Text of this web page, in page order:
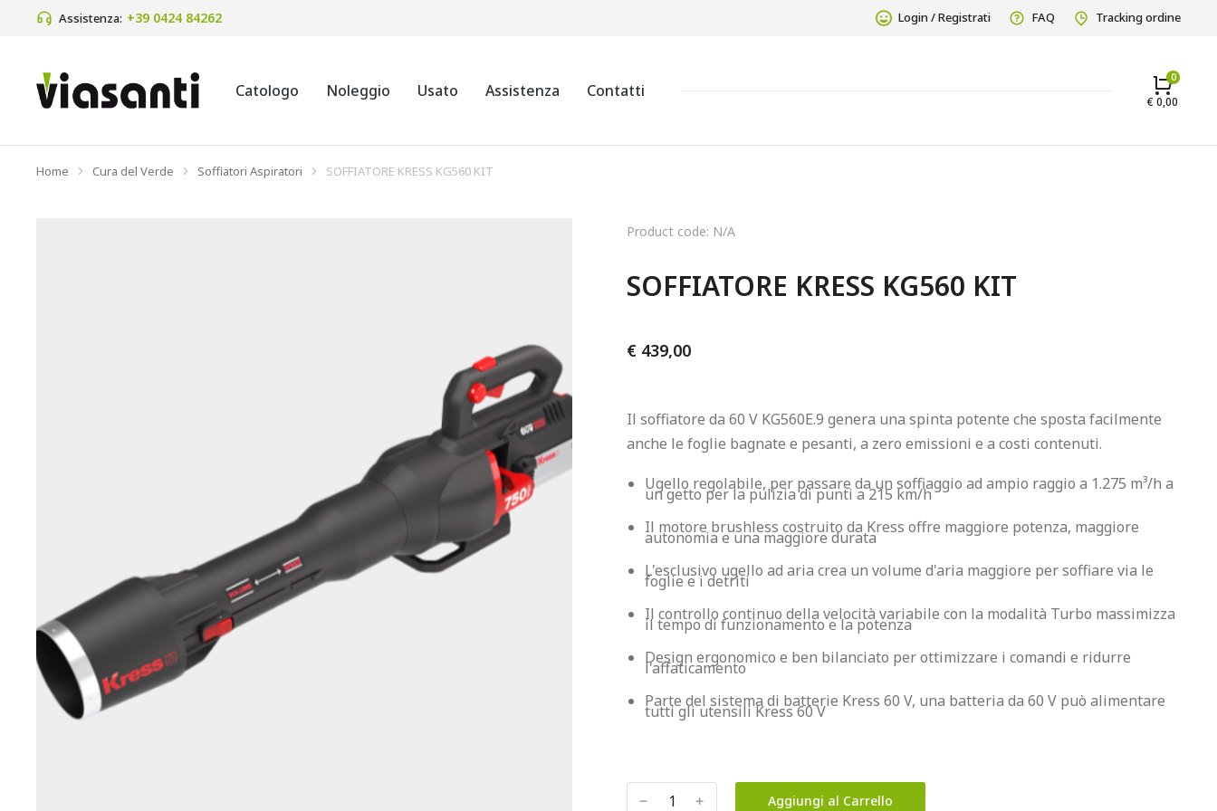
Assistenza: +39 0424 84262 Login / Registrati FAQ Tracking ordine
Catologo Noleggio Usato Assistenza Contatti
€ 0,00
Tu sei qui:
Home Cura del Verde Soffiatori Aspiratori SOFFIATORE KRESS KG560 KIT
Product code: N/A
SOFFIATORE KRESS KG560 KIT
€ 439,00
Il soffiatore da 60 V KG560E.9 genera una spinta potente che sposta facilmente
Ugello regolabile, per passare da un soffiaggio ad ampio raggio a 1.275 m³/h a
un getto per la pulizia di punti a 215 km/h
Il motore brushless costruito da Kress offre maggiore potenza, maggiore
autonomia e una maggiore durata
L'esclusivo ugello ad aria crea un volume d'aria maggiore per soffiare via le
foglie e i detriti
Il controllo continuo della velocità variabile con la modalità Turbo massimizza
il tempo di funzionamento e la potenza
Design ergonomico e ben bilanciato per ottimizzare i comandi e ridurre
l'affaticamento
Parte del sistema di batterie Kress 60 V, una batteria da 60 V può alimentare
tutti gli utensili Kress 60 V
﹣ ﹢ Aggiungi al Carrello